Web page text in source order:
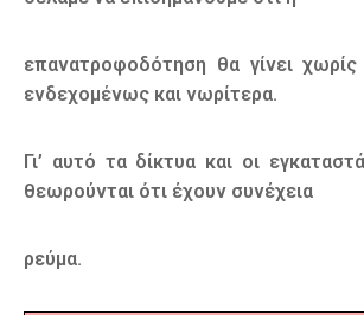
επανατροφοδότηση θα γίνει χωρίς
ενδεχομένως και νωρίτερα.
Γι’ αυτό τα δίκτυα και οι
θεωρούνται ότι έχουν συνέχεια
ρεύμα.